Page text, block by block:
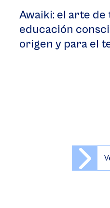
Awaiki: el arte de
educación
origen y para el